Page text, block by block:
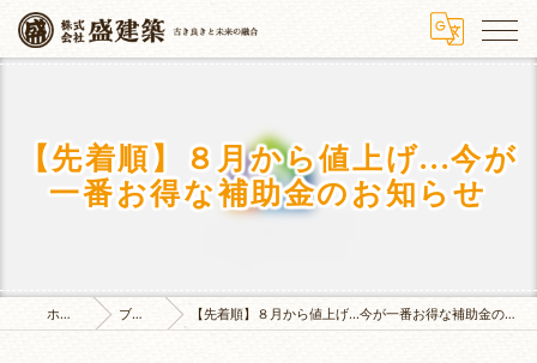
【先着順】８月から値上げ...今が
一番お得な補助金のお知らせ
ホーム ブログ 【先着順】８月から値上げ...今が一番お得な補助金のお知らせ